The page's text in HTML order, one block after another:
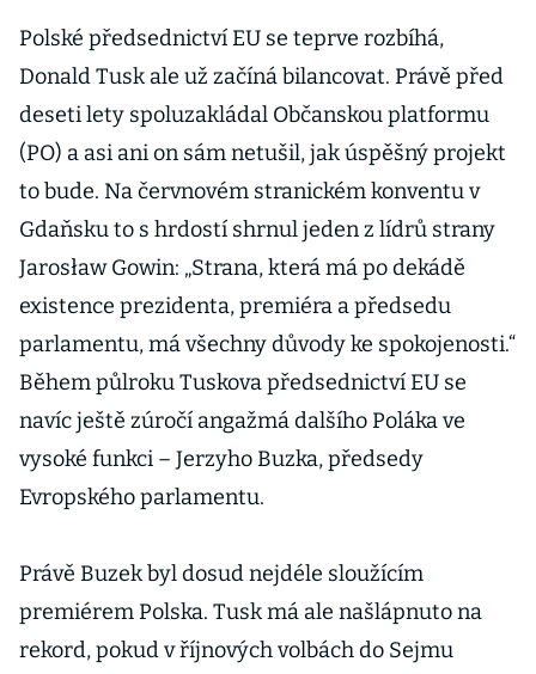
Polské předsednictví EU se teprve rozbíhá,
Donald Tusk ale už začíná bilancovat. Právě před
deseti lety spoluzakládal Občanskou platformu
(PO) a asi ani on sám netušil, jak úspěšný projekt
to bude. Na červnovém stranickém konventu v
Gdaňsku to s hrdostí shrnul jeden z lídrů strany
Jarosław Gowin: „Strana, která má po dekádě
existence prezidenta, premiéra a předsedu
parlamentu, má všechny důvody ke spokojenosti.“
Během půlroku Tuskova předsednictví EU se
navíc ještě zúročí angažmá dalšího Poláka ve
vysoké funkci – Jerzyho Buzka, předsedy
Evropského parlamentu.
Právě Buzek byl dosud nejdéle sloužícím
premiérem Polska. Tusk má ale našlápnuto na
rekord, pokud v říjnových volbách do Sejmu